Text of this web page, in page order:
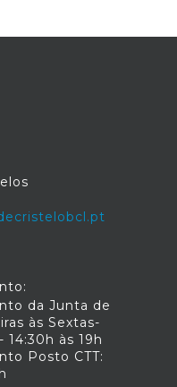
da Junta de
às Sextas-
14:30h às 19h
Posto CTT: